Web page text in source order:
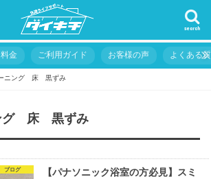
search
金 ご利用ガイド お客様の声 よくある
ニング 床 黒ずみ
グ 床 黒ずみ
ブログ
【パナソニック浴室の方必見】スミ